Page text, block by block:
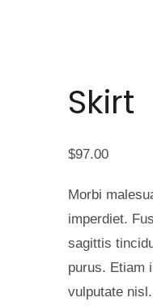
Skirt
$97.00
Morbi
imperdiet.
sagittis
purus. Etiam
vulputate